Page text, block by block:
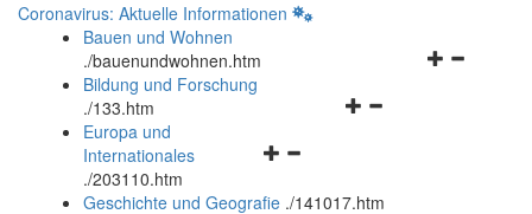
Coronavirus: Aktuelle Informationen
Bauen und Wohnen
./bauenundwohnen.htm
Navigationsmenü
Bildung und Forschung
./133.htm
Navigationsmenü
und
Europa und
Internationales
./203110.htm
Geschichte und Geografie ./141017.htm